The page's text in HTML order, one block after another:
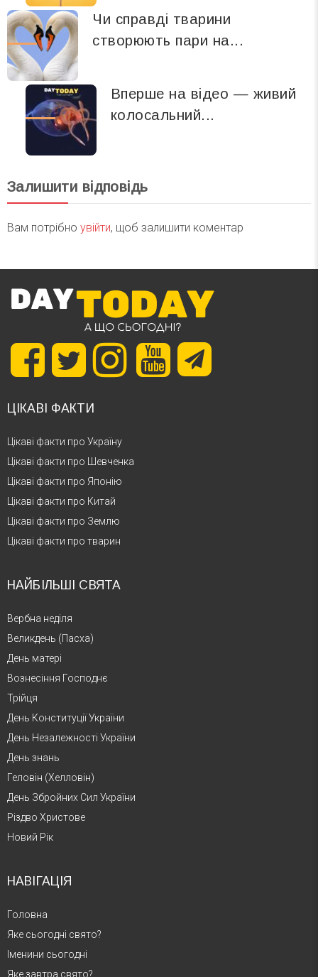
Чи справді тварини
створюють пари на...
Вперше на відео — живий
колосальний...
Залишити відповідь
Вам потрібно увійти, щоб залишити коментар
ЦІКАВІ ФАКТИ
Цікаві факти про Україну
Цікаві факти про Шевченка
Цікаві факти про Японію
Цікаві факти про Китай
Цікаві факти про Землю
Цікаві факти про тварин
НАЙБІЛЬШІ СВЯТА
Вербна неділя
Великдень (Пасха)
День матері
Вознесіння Господнє
Трійця
День Конституції України
День Незалежності України
День знань
Геловін (Хелловін)
День Збройних Сил України
Різдво Христове
Новий Рік
НАВІГАЦІЯ
Головна
Яке сьогодні свято?
Іменини сьогодні
Яке завтра свято?